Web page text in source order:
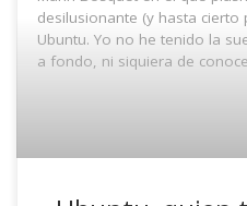
desilusionante (y hasta
Ubuntu. Yo no he tenido la
a fondo, ni siquiera de